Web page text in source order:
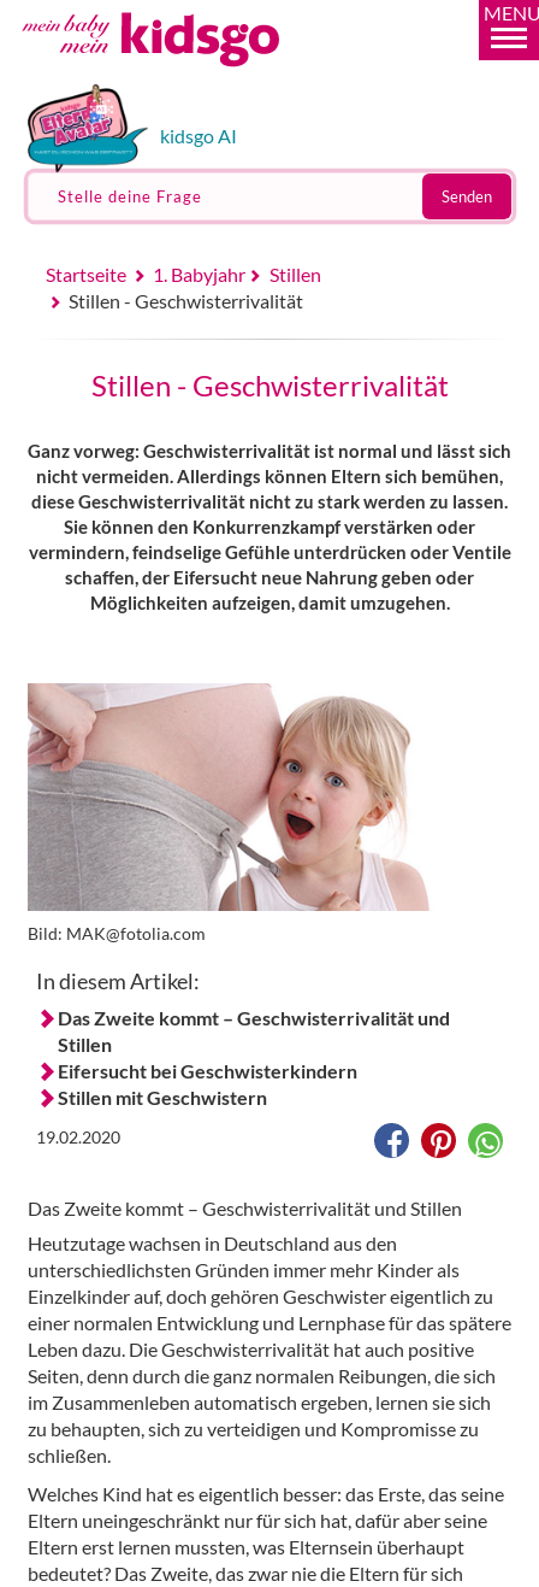
kidsgo AI
Stelle deine Frage Senden
Startseite 1. Babyjahr
Stillen
Stillen - Geschwisterrivalität
Stillen - Geschwisterrivalität
Ganz vorweg: Geschwisterrivalität ist normal und lässt sich
nicht vermeiden. Allerdings können Eltern sich bemühen,
diese Geschwisterrivalität nicht zu stark werden zu lassen.
Sie können den Konkurrenzkampf verstärken oder
vermindern, feindselige Gefühle unterdrücken oder Ventile
schaffen, der Eifersucht neue Nahrung geben oder
Möglichkeiten aufzeigen, damit umzugehen.
Bild: MAK@fotolia.com
In diesem Artikel:
Das Zweite kommt – Geschwisterrivalität und
Stillen
Eifersucht bei Geschwisterkindern
Stillen mit Geschwistern
19.02.2020
Das Zweite kommt – Geschwisterrivalität und Stillen
Heutzutage wachsen in Deutschland aus den
unterschiedlichsten Gründen immer mehr Kinder als
Einzelkinder auf, doch gehören Geschwister eigentlich zu
einer normalen Entwicklung und Lernphase für das spätere
Leben dazu. Die Geschwisterrivalität hat auch positive
Seiten, denn durch die ganz normalen Reibungen, die sich
im Zusammenleben automatisch ergeben, lernen sie sich
zu behaupten, sich zu verteidigen und Kompromisse zu
schließen.
Welches Kind hat es eigentlich besser: das Erste, das seine
Eltern uneingeschränkt nur für sich hat, dafür aber seine
Eltern erst lernen mussten, was Elternsein überhaupt
bedeutet? Das Zweite, das zwar nie die Eltern für sich